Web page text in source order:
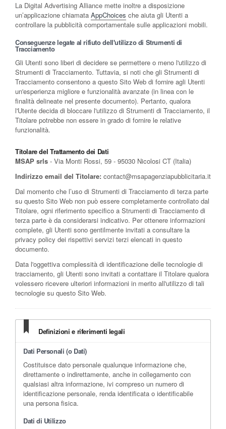
La Digital Advertising Alliance mette inoltre a disposizione
un’applicazione chiamata AppChoices che aiuta gli Utenti a
controllare la pubblicità comportamentale sulle applicazioni mobili.
Conseguenze legate al rifiuto dell'utilizzo di Strumenti di
Tracciamento
Gli Utenti sono liberi di decidere se permettere o meno l'utilizzo di
Strumenti di Tracciamento. Tuttavia, si noti che gli Strumenti di
Tracciamento consentono a questo Sito Web di fornire agli Utenti
un'esperienza migliore e funzionalità avanzate (in linea con le
finalità delineate nel presente documento). Pertanto, qualora
l'Utente decida di bloccare l'utilizzo di Strumenti di Tracciamento, il
Titolare potrebbe non essere in grado di fornire le relative
funzionalità.
Titolare del Trattamento dei Dati
MSAP srls - Via Monti Rossi, 59 - 95030 Nicolosi CT (Italia)
Indirizzo email del Titolare: contact@msapagenziapubblicitaria.it
Dal momento che l’uso di Strumenti di Tracciamento di terza parte
su questo Sito Web non può essere completamente controllato dal
Titolare, ogni riferimento specifico a Strumenti di Tracciamento di
terza parte è da considerarsi indicativo. Per ottenere informazioni
complete, gli Utenti sono gentilmente invitati a consultare la
privacy policy dei rispettivi servizi terzi elencati in questo
documento.
Data l'oggettiva complessità di identificazione delle tecnologie di
tracciamento, gli Utenti sono invitati a contattare il Titolare qualora
volessero ricevere ulteriori informazioni in merito all'utilizzo di tali
tecnologie su questo Sito Web.
Definizioni e riferimenti legali
Dati Personali (o Dati)
Costituisce dato personale qualunque informazione che,
direttamente o indirettamente, anche in collegamento con
qualsiasi altra informazione, ivi compreso un numero di
identificazione personale, renda identificata o identificabile
una persona fisica.
Dati di Utilizzo